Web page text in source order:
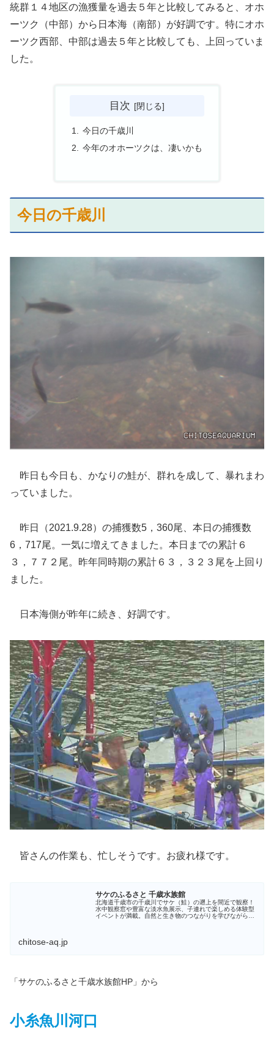
統群１４地区の漁獲量を過去５年と比較してみると、オホ
ーツク（中部）から日本海（南部）が好調です。特にオホ
ーツク西部、中部は過去５年と比較しても、上回っていま
した。
目次
今日の千歳川
今年のオホーツクは、凄いかも
今日の千歳川
昨日も今日も、かなりの鮭が、群れを成して、暴れまわ
っていました。
昨日（2021.9.28）の捕獲数5，360尾、本日の捕獲数
6，717尾。一気に増えてきました。本日までの累計６
３，７７２尾。昨年同時期の累計６３，３２３尾を上回り
ました。
日本海側が昨年に続き、好調です。
皆さんの作業も、忙しそうです。お疲れ様です。
サケのふるさと 千歳水族館
北海道千歳市の千歳川でサケ（鮭）の遡上を間近で観察！
水中観察窓や豊富な淡水魚展示、子連れで楽しめる体験型
イベントが満載。自然と生き物のつながりを学びながら楽
chitose-aq.jp
「サケのふるさと千歳水族館HP」から
小糸魚川河口